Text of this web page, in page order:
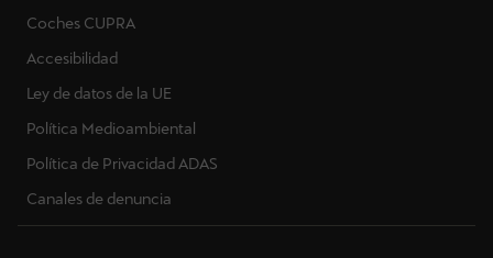
Coches CUPRA
Accesibilidad
Ley de datos de la UE
Política Medioambiental
Política de Privacidad ADAS
Canales de denuncia